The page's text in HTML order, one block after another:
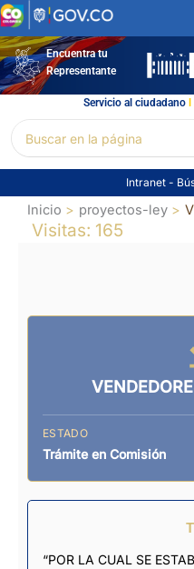
Ir
al
contenidoEncuentra tu
Representante
Servicio al ciudadano l
por:
Intranet -
Inicio proyectos-ley
Visitas: 165
ESTADO
Trámite en Comisión
“POR LA CUAL SE